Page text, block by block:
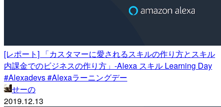
[レポート] 「カスタマーに愛されるスキルの作り方とスキル
内課金でのビジネスの作り方」-Alexa スキル Learning Day
#Alexadevs #Alexaラーニングデー
せーの
2019.12.13